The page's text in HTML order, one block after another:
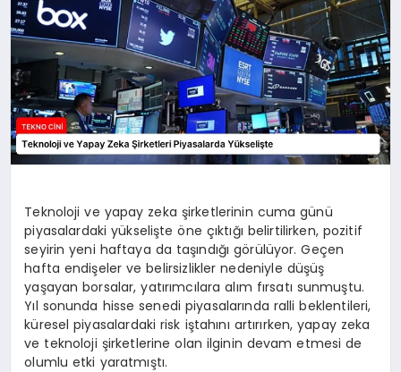
Teknoloji ve yapay zeka şirketlerinin cuma günü
piyasalardaki yükselişte öne çıktığı belirtilirken, pozitif
seyirin yeni haftaya da taşındığı görülüyor. Geçen
hafta endişeler ve belirsizlikler nedeniyle düşüş
yaşayan borsalar, yatırımcılara alım fırsatı sunmuştu.
Yıl sonunda hisse senedi piyasalarında ralli beklentileri,
küresel piyasalardaki risk iştahını artırırken, yapay zeka
ve teknoloji şirketlerine olan ilginin devam etmesi de
olumlu etki yaratmıştı.